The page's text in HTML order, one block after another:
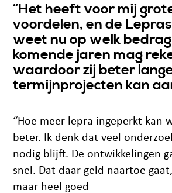
Het heeft voor mij
voordelen, en de
weet nu op welk
komende jaren mag
waardoor zij beter
termijnprojecten kan
“Hoe meer lepra ingeperkt kan
beter. Ik denk dat veel
nodig blijft. De ontwikkelingen
snel. Dat daar geld naartoe
maar heel goed